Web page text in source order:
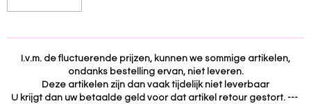
I.v.m. de fluctuerende prijzen, kunnen we sommige artikelen,
ondanks bestelling ervan, niet leveren.
Deze artikelen zijn dan vaak tijdelijk niet leverbaar
U krijgt dan uw betaalde geld voor dat artikel retour gestort. ---